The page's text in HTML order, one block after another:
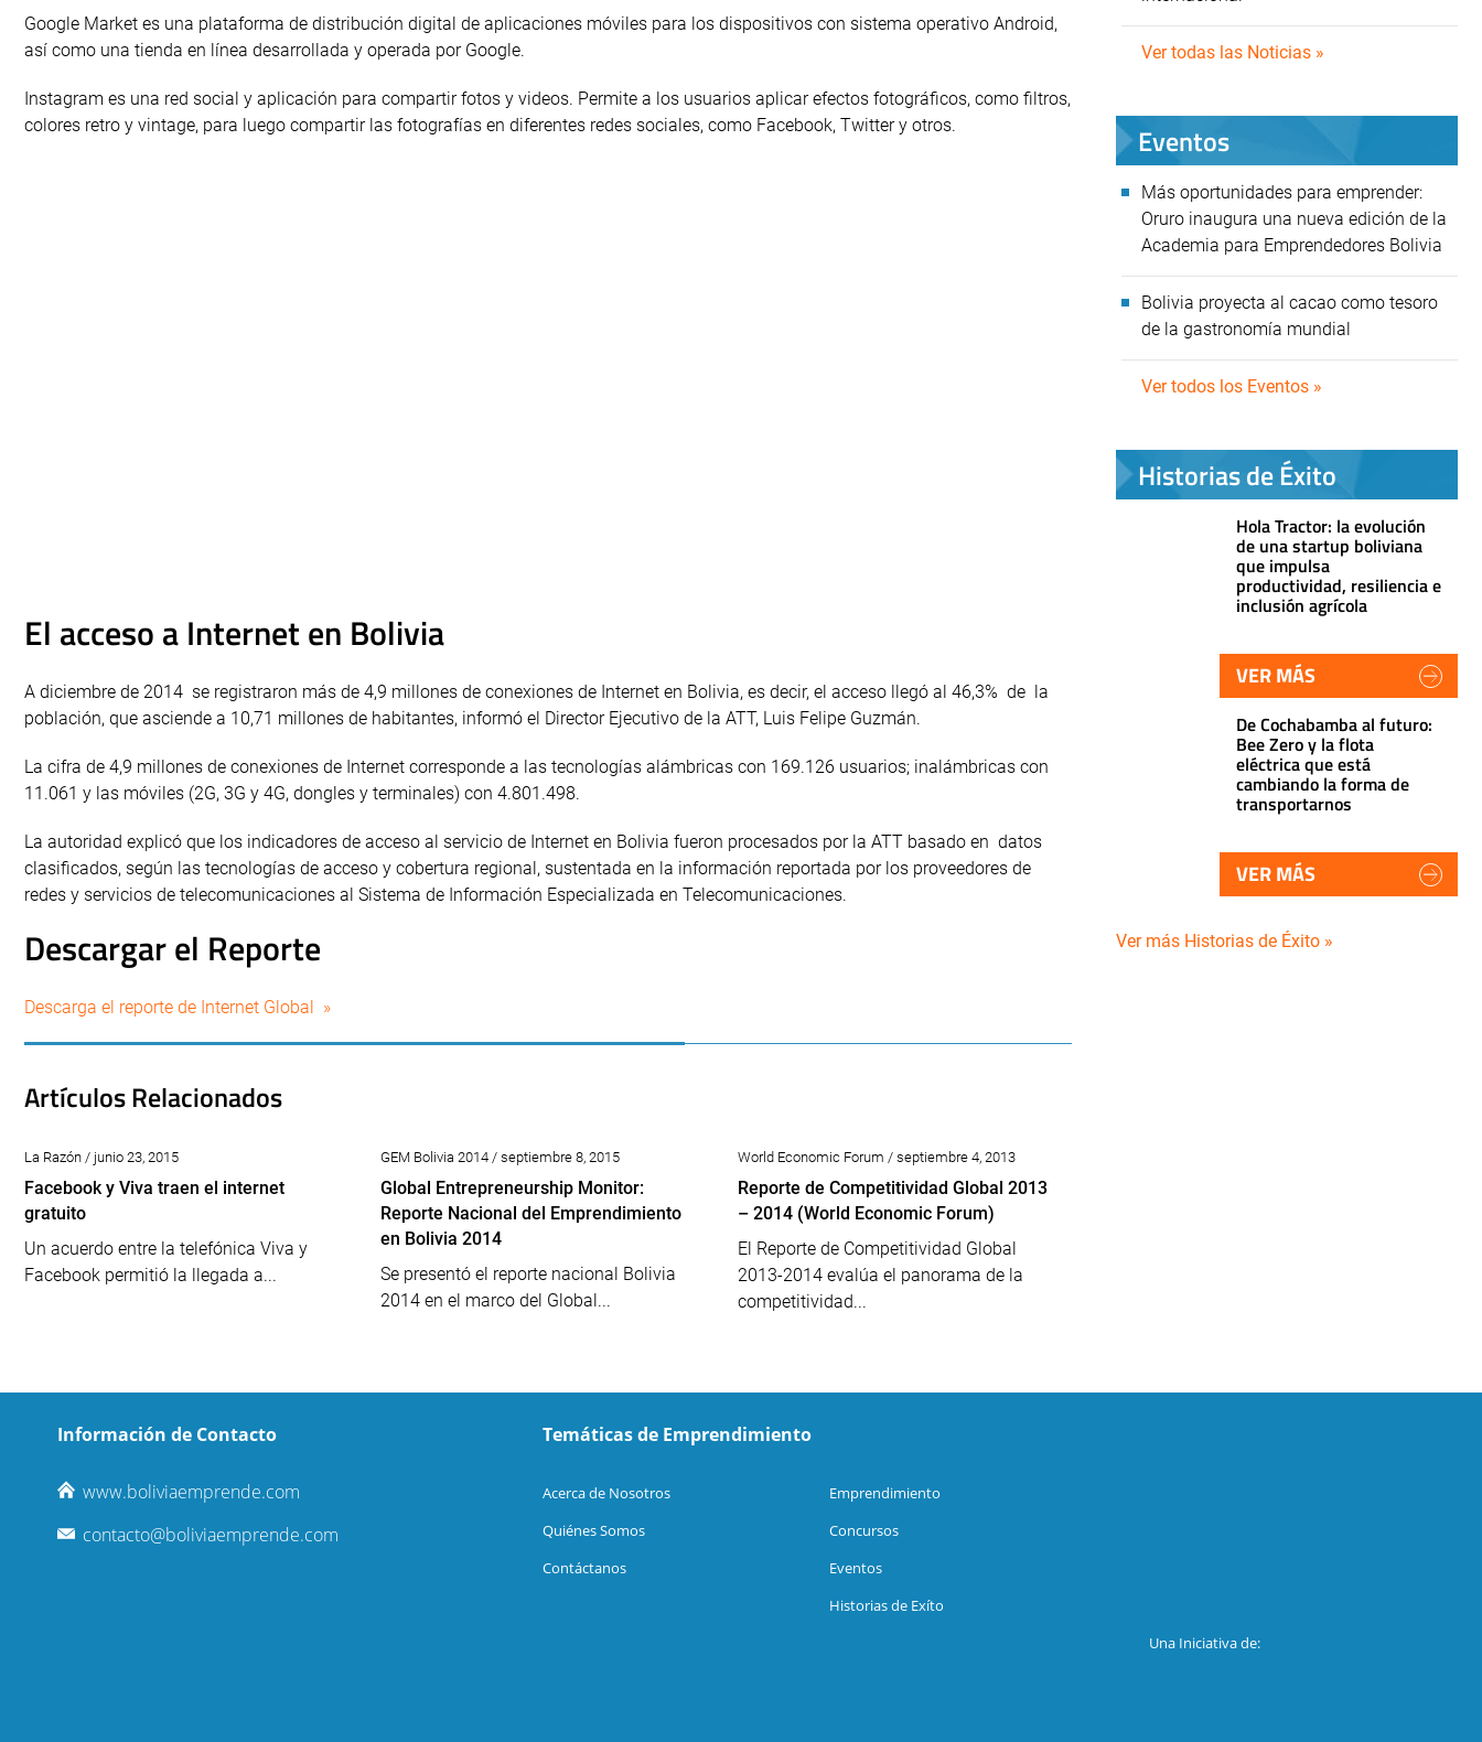
Google Market es una plataforma de distribución digital de aplicaciones móviles para los dispositivos con sistema operativo Android,
así como una tienda en línea desarrollada y operada por Google.
Instagram es una red social y aplicación para compartir fotos y videos. Permite a los usuarios aplicar efectos fotográficos, como filtros,
colores retro y vintage, para luego compartir las fotografías en diferentes redes sociales, como Facebook, Twitter y otros.
El acceso a Internet en Bolivia
A diciembre de 2014 se registraron más de 4,9 millones de conexiones de Internet en Bolivia, es decir, el acceso llegó al 46,3% de la
población, que asciende a 10,71 millones de habitantes, informó el Director Ejecutivo de la ATT, Luis Felipe Guzmán.
La cifra de 4,9 millones de conexiones de Internet corresponde a las tecnologías alámbricas con 169.126 usuarios; inalámbricas con
11.061 y las móviles (2G, 3G y 4G, dongles y terminales) con 4.801.498.
La autoridad explicó que los indicadores de acceso al servicio de Internet en Bolivia fueron procesados por la ATT basado en datos
clasificados, según las tecnologías de acceso y cobertura regional, sustentada en la información reportada por los proveedores de
redes y servicios de telecomunicaciones al Sistema de Información Especializada en Telecomunicaciones.
Descargar el Reporte
Descarga el reporte de Internet Global »
Artículos Relacionados
La Razón / junio 23, 2015
Facebook y Viva traen el internet
gratuito
Un acuerdo entre la telefónica Viva y
Facebook permitió la llegada a...
GEM Bolivia 2014 / septiembre 8, 2015
Global Entrepreneurship Monitor:
Reporte Nacional del Emprendimiento
en Bolivia 2014
Se presentó el reporte nacional Bolivia
2014 en el marco del Global...
World Economic Forum / septiembre 4, 2013
Reporte de Competitividad Global 2013
– 2014 (World Economic Forum)
El Reporte de Competitividad Global
2013-2014 evalúa el panorama de la
competitividad...
Ver todas las Noticias »
Eventos
Más oportunidades para emprender:
Oruro inaugura una nueva edición de la
Academia para Emprendedores Bolivia
Bolivia proyecta al cacao como tesoro
de la gastronomía mundial
Ver todos los Eventos »
Historias de Éxito
Hola Tractor: la evolución
de una startup boliviana
que impulsa
productividad, resiliencia e
inclusión agrícola
VER MÁS
De Cochabamba al futuro:
Bee Zero y la flota
eléctrica que está
cambiando la forma de
transportarnos
VER MÁS
Ver más Historias de Éxito »
Información de Contacto
www.boliviaemprende.com
contacto@boliviaemprende.com
Temáticas de Emprendimiento
Acerca de Nosotros
Quiénes Somos
Contáctanos
Emprendimiento
Concursos
Eventos
Historias de Exíto
Una Iniciativa de: